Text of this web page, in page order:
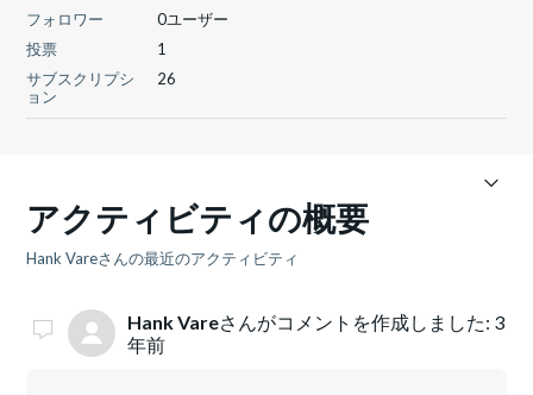
フォロワー
0ユーザー
投票
1
サブスクリプシ
ョン
26
アクティビティの概要
Hank Vareさんの最近のアクティビティ
Hank Vareさんがコメントを作成しました: 3
年前